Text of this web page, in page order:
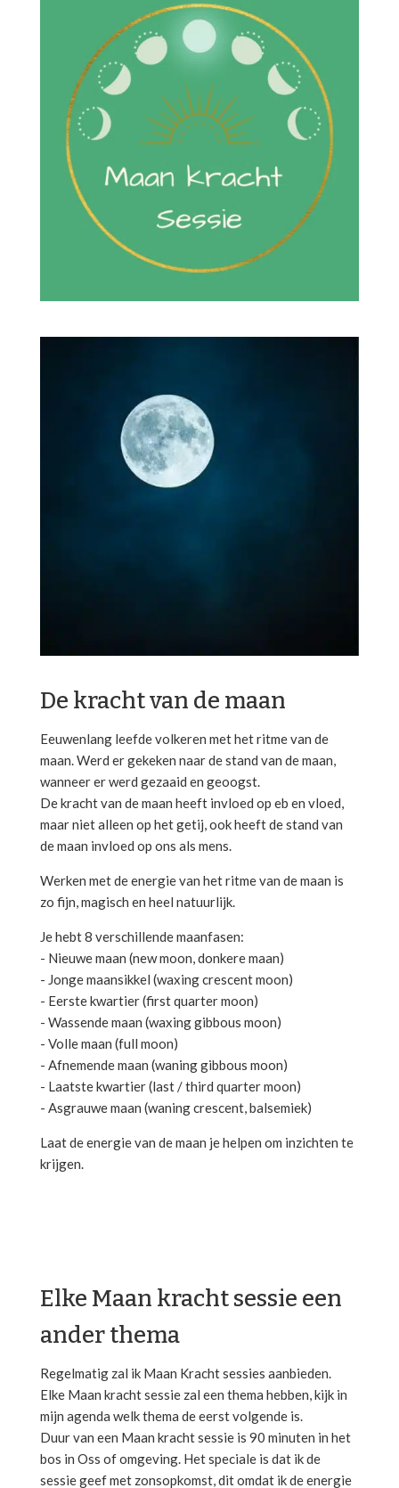
De kracht van de maan
Eeuwenlang leefde volkeren met het ritme van de
maan. Werd er gekeken naar de stand van de maan,
wanneer er werd gezaaid en geoogst.
De kracht van de maan heeft invloed op eb en vloed,
maar niet alleen op het getij, ook heeft de stand van
de maan invloed op ons als mens.
Werken met de energie van het ritme van de maan is
zo fijn, magisch en heel natuurlijk.
Je hebt 8 verschillende maanfasen:
- Nieuwe maan (new moon, donkere maan)
- Jonge maansikkel (waxing crescent moon)
- Eerste kwartier (first quarter moon)
- Wassende maan (waxing gibbous moon)
- Volle maan (full moon)
- Afnemende maan (waning gibbous moon)
- Laatste kwartier (last / third quarter moon)
- Asgrauwe maan (waning crescent, balsemiek)
Laat de energie van de maan je helpen om inzichten te
krijgen.
Elke Maan kracht sessie een
ander thema
Regelmatig zal ik Maan Kracht sessies aanbieden.
Elke Maan kracht sessie zal een thema hebben, kijk in
mijn agenda welk thema de eerst volgende is.
Duur van een Maan kracht sessie is 90 minuten in het
bos in Oss of omgeving. Het speciale is dat ik de
sessie geef met zonsopkomst, dit omdat ik de energie